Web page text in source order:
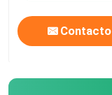
Contacto